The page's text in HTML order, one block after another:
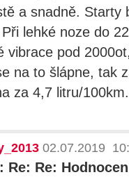
a snadně. Starty
lehké noze do
vibrace pod
na to šlápne, tak
za 4,7 litru/
02.07.2019
Re: Re: